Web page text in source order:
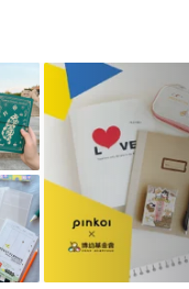
收到商品為準。